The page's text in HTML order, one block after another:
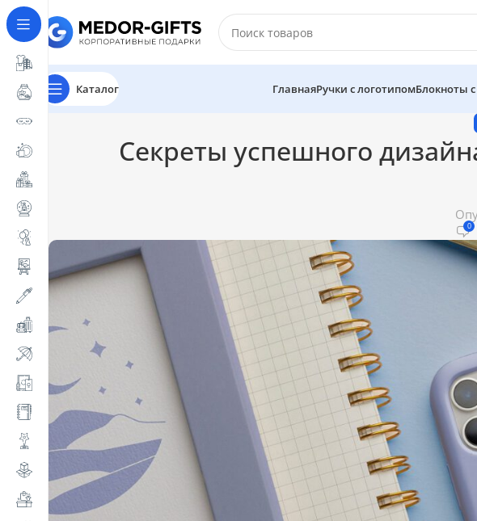
Каталог ГлавнаяРучки с логотипомБлокноты
Секреты успешного
0